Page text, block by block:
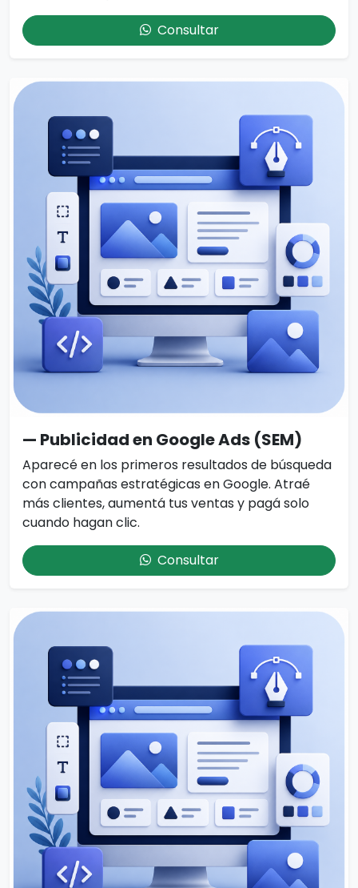
Consultar
— Publicidad en Google Ads (SEM)
Aparecé en los primeros resultados de búsqueda
con campañas estratégicas en Google. Atraé
más clientes, aumentá tus ventas y pagá solo
cuando hagan clic.
Consultar